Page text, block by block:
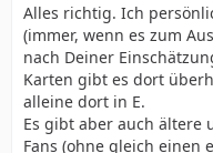
Alles richtig. Ich
(immer, wenn es zum
nach Deiner
Karten gibt es dort
alleine dort in E.
Es gibt aber auch
Fans (ohne gleich einen